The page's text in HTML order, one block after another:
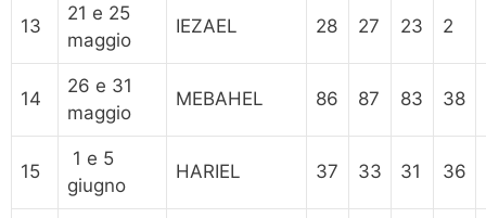
13
21 e 25
maggio
IEZAEL 28 27 23 2
14
26 e 31
maggio
MEBAHEL 86 87 83 38
15
1 e 5
giugno
HARIEL 37 33 31 36